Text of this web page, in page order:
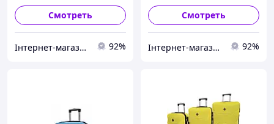
Смотреть
Інтернет-магазин "Для Вас" 92%
Смотреть
Інтернет-магазин "Для Вас" 92%